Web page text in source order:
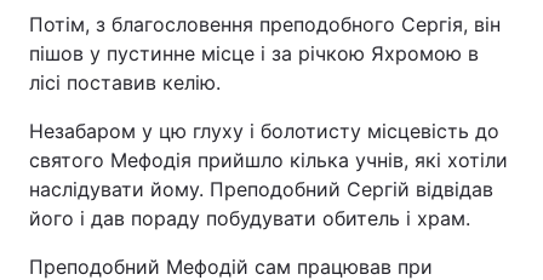
Потім, з благословення преподобного Сергія, він
пішов у пустинне місце і за річкою Яхромою в
лісі поставив келію.
Незабаром у цю глуху і болотисту місцевість до
святого Мефодія прийшло кілька учнів, які хотіли
наслідувати йому. Преподобний Сергій відвідав
його і дав пораду побудувати обитель і храм.
Преподобний Мефодій сам працював при